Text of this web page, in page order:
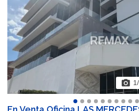
photo_camera 1